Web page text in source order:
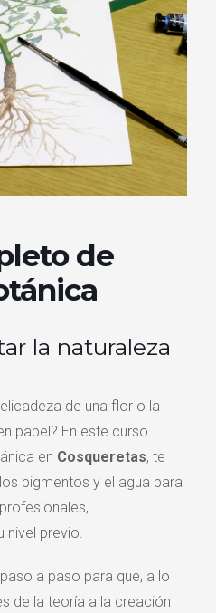
de
la naturaleza
de una flor o la
papel? En este curso
en Cosqueretas, te
pigmentos y el agua para
nivel previo.
a paso para que, a lo
de la teoría a la creación